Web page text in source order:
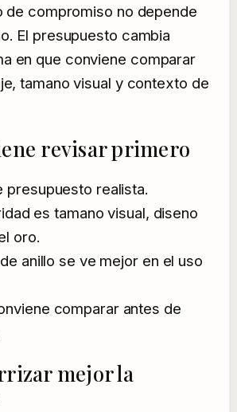
de compromiso no depende
El presupuesto cambia
en que conviene comparar
tamano visual y contexto de
revisar primero
presupuesto realista.
es tamano visual, diseno
oro.
anillo se ve mejor en el uso
comparar antes de
mejor la